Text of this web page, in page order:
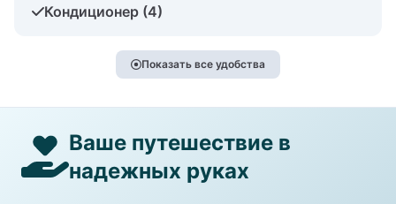
Кондиционер (4)
Показать все удобства
Ваше путешествие в
надежных руках